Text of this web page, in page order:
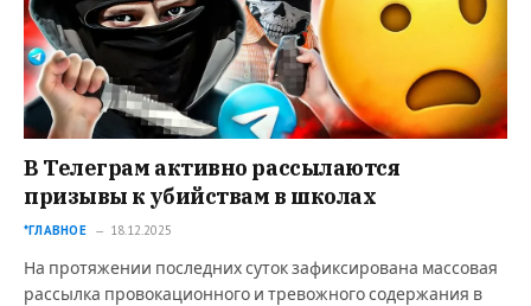
В Телеграм активно рассылаются
призывы к убийствам в школах
*ГЛАВНОЕ 18.12.2025
На протяжении последних суток зафиксирована массовая
рассылка провокационного и тревожного содержания в